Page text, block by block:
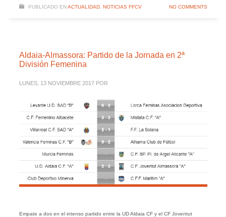
PUBLICADO EN ACTUALIDAD, NOTICIAS FFCV NO COMMENTS
Aldaia-Almassora: Partido de la Jornada en 2ª
División Femenina
LUNES, 13 NOVIEMBRE 2017 POR
Empate a dos en el intenso partido entre la UD Aldaia CF y el CF Joventut